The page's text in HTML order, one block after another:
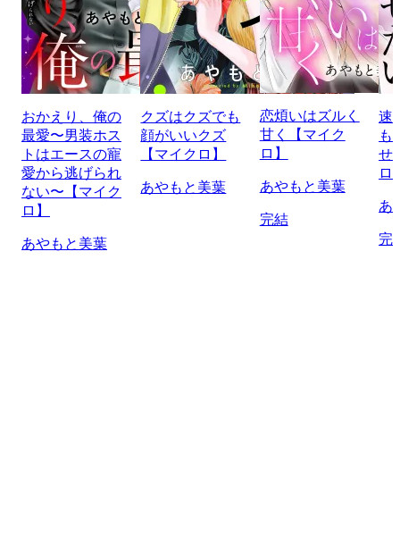
おかえり、俺の
最愛〜男装ホス
トはエースの寵
愛から逃げられ
ない〜【マイク
ロ】
あやもと美葉
クズはクズでも
顔がいいクズ
【マイクロ】
あやもと美葉
恋煩いはズルく
甘く【マイク
ロ】
あやもと美葉
完結
速
も
せ
ロ
あ
完